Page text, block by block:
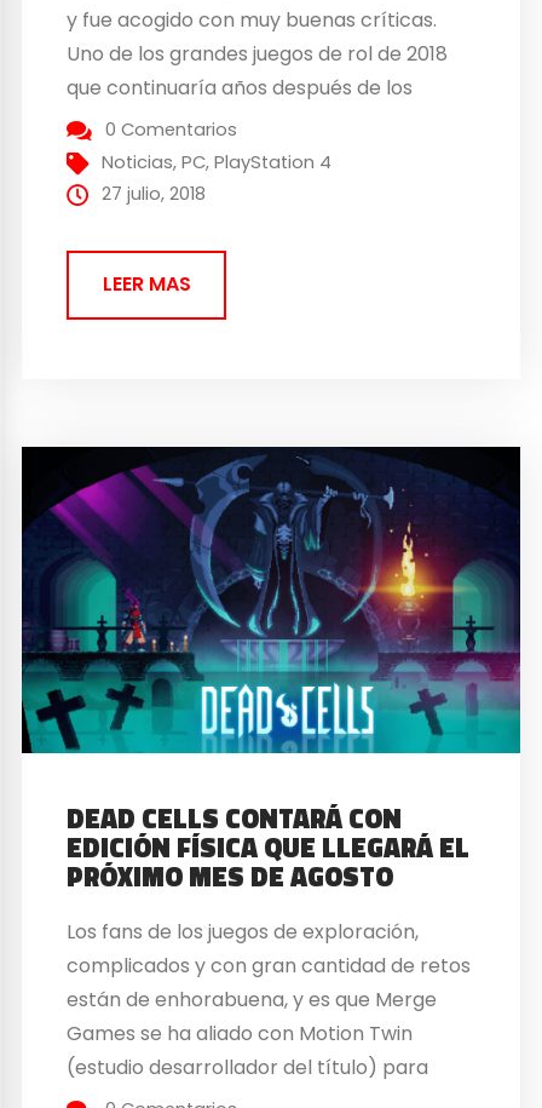
y fue acogido con muy buenas críticas.
Uno de los grandes juegos de rol de 2018
que continuaría años después de los
eventos acontecidos en el primer título de
Ni No Kuni (se pueden jugar
independientemente), desarrollado por...
0 Comentarios
Noticias,PC,PlayStation 4
27 julio, 2018
LEER MAS
DEAD CELLS CONTARÁ CON
EDICIÓN FÍSICA QUE LLEGARÁ EL
PRÓXIMO MES DE AGOSTO
Los fans de los juegos de exploración,
complicados y con gran cantidad de retos
están de enhorabuena, y es que Merge
Games se ha aliado con Motion Twin
(estudio desarrollador del título) para
traer una edición física de Dead Cells. El